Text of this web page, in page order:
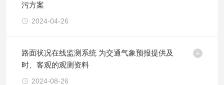
污方案
2024-04-26
路面状况在线监测系统 为交通气象预报提供及
时、客观的观测资料
2024-08-26